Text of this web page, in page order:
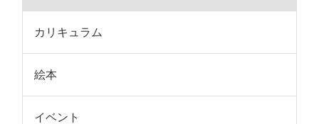
カリキュラム
絵本
イベント